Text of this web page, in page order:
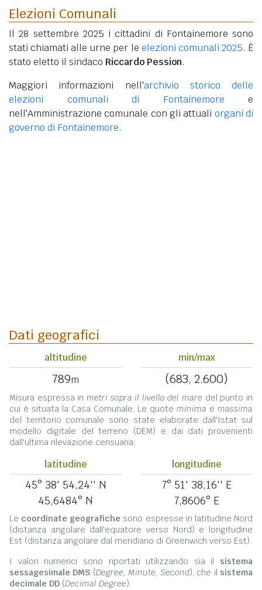
Elezioni Comunali
Il 28 settembre 2025 i cittadini di Fontainemore sono
stati chiamati alle urne per le elezioni comunali 2025. È
stato eletto il sindaco Riccardo Pession.
Maggiori informazioni nell'archivio storico delle
elezioni comunali di Fontainemore e
nell'Amministrazione comunale con gli attuali organi di
governo di Fontainemore.
Dati geografici
altitudine
789m
min/max
(683, 2.600)
Misura espressa in metri sopra il livello del mare del punto in
cui è situata la Casa Comunale. Le quote minima e massima
del territorio comunale sono state elaborate dall'Istat sul
modello digitale del terreno (DEM) e dai dati provenienti
dall'ultima rilevazione censuaria.
latitudine
45° 38' 54,24'' N
45,6484° N
longitudine
7° 51' 38,16'' E
7,8606° E
Le coordinate geografiche sono espresse in latitudine Nord
(distanza angolare dall'equatore verso Nord) e longitudine
Est (distanza angolare dal meridiano di Greenwich verso Est).
I valori numerici sono riportati utilizzando sia il sistema
sessagesimale DMS (Degree, Minute, Second), che il sistema
decimale DD (Decimal Degree).